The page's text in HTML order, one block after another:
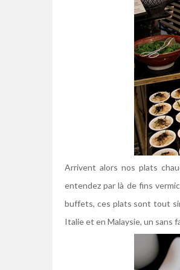
Arrivent alors nos plats
entendez par là de fins
buffets, ces plats sont tout
Italie et en Malaysie, un sans